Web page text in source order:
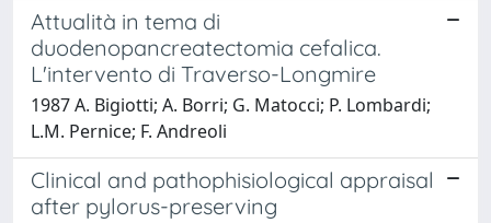
Attualità in tema di
duodenopancreatectomia cefalica.
L'intervento di Traverso-Longmire
1987 A. Bigiotti; A. Borri; G. Matocci; P. Lombardi;
L.M. Pernice; F. Andreoli
Clinical and pathophisiological appraisal
after pylorus-preserving